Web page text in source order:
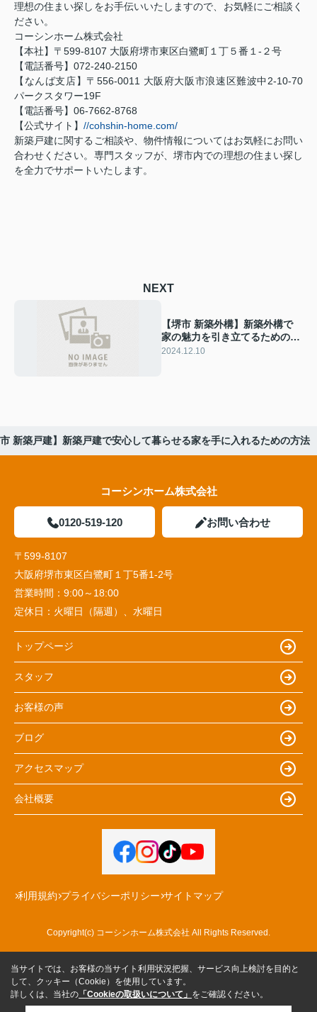
理想の住まい探しをお手伝いいたしますので、お気軽にご相談く
ださい。
コーシンホーム株式会社
【本社】〒599-8107 大阪府堺市東区白鷺町１丁５番１-２号
【電話番号】072-240-2150
【なんば支店】〒556-0011 大阪府大阪市浪速区難波中2-10-70
パークスタワー19F
【電話番号】06-7662-8768
【公式サイト】 //cohshin-home.com/
新築戸建に関するご相談や、物件情報についてはお気軽にお問い
合わせください。専門スタッフが、堺市内での理想の住まい探し
を全力でサポートいたします。
NEXT
【堺市 新築外構】新築外構で
家の魅力を引き立てるためのデ
ザインアイデア
2024.12.10
新築戸建】新築戸建で安心して暮らせる家を手に入れるための方法
コーシンホーム株式会社
0120-519-120 お問い合わせ
〒599-8107
大阪府堺市東区白鷺町１丁5番1‐2号
営業時間： 9:00～18:00
定休日： 火曜日（隔週）、水曜日
トップページ
スタッフ
お客様の声
ブログ
アクセスマップ
会社概要
利用規約 プライバシーポリシー サイトマップ
Copyright(c) コーシンホーム株式会社 All Rights Reserved.
当サイトでは、お客様の当サイト利用状況把握、サービス向上検討を目的と
して、クッキー（Cookie）を使用しています。
詳しくは、当社の 「Cookieの取扱いについて」 をご確認ください。